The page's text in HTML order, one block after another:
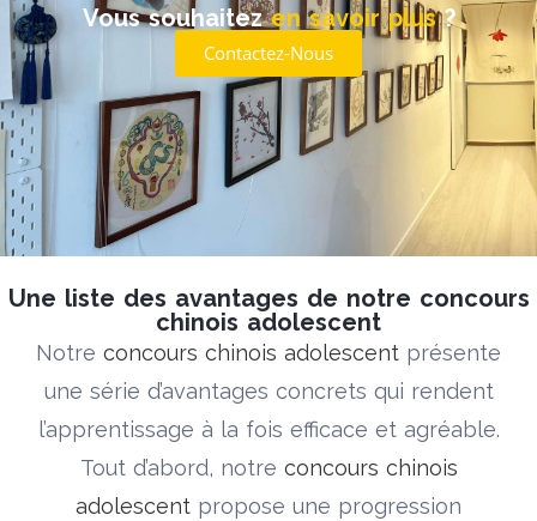
Vous souhaitezen savoir plus?
Contactez-Nous
Une liste des avantages de notre concours
chinois adolescent
Notre concours chinois adolescent présente
une série d’avantages concrets qui rendent
l’apprentissage à la fois efficace et agréable.
Tout d’abord, notre concours chinois
adolescent propose une progression